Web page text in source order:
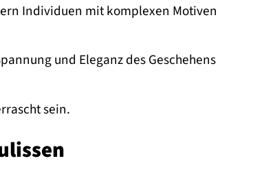
Individuen mit komplexen Motiven
und Eleganz des Geschehens
sein.